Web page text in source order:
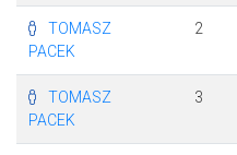
TOMASZ
PACEK
2
TOMASZ
PACEK
3